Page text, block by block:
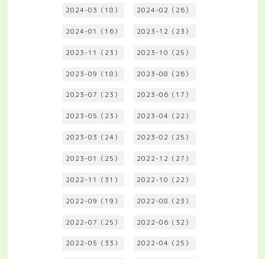
2024-03（18） 2024-02（26）
2024-01（16） 2023-12（23）
2023-11（23） 2023-10（25）
2023-09（18） 2023-08（26）
2023-07（23） 2023-06（17）
2023-05（23） 2023-04（22）
2023-03（24） 2023-02（25）
2023-01（25） 2022-12（27）
2022-11（31） 2022-10（22）
2022-09（19） 2022-08（23）
2022-07（25） 2022-06（32）
2022-05（33） 2022-04（25）